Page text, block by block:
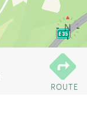
ROUTE